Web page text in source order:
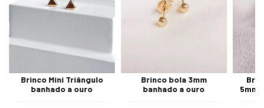
Brinco Mini Triângulo
banhado a ouro
Brinco bola 3mm
banhado a ouro
5mm